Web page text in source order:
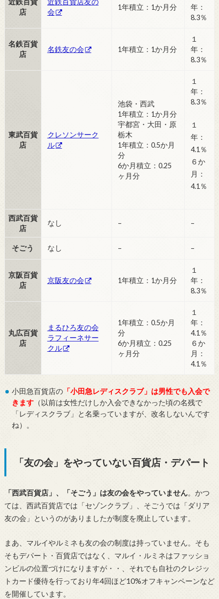
近鉄百貨
店
近鉄百貨店友の
会
1年積立：1か月分
年：
8.3％
名鉄百貨
店
名鉄友の会 1年積立：1か月分
１
年：
8.3％
東武百貨
店
クレソンサーク
ル
池袋・西武
1年積立：1か月分
宇都宮・大田・原
栃木
1年積立：0.5か月
分
6か月積立：0.25
ヶ月分
１
年：
8.3％
１
年：
4.1％
６か
月：
4.1％
西武百貨
店
なし – –
そごう なし – –
京阪百貨
店
京阪友の会 1年積立：1か月分
１
年：
8.3％
丸広百貨
店
まるひろ友の会
ラフィーネサー
クル
1年積立：0.5か月
分
6か月積立：0.25
ヶ月分
１
年：
4.1％
６か
月：
4.1％
小田急百貨店の 「小田急レディスクラブ」は男性でも入会で
きます （以前は女性だけしか入会できなかった頃の名残で
「レディスクラブ」と名乗っていますが、改名しないんです
ね）。
「友の会」をやっていない百貨店・デパート
「西武百貨店」、「そごう」は友の会をやっていません。かつ
ては、西武百貨店では「セゾンクラブ」、そごうでは「ダリア
友の会」というのがありましたが制度を廃止しています。
まあ、マルイやルミネも友の会の制度は持っていません。そも
そもデパート・百貨店ではなく、マルイ・ルミネはファッショ
ンビルの位置づけになりますが・・、それでも自社のクレジッ
トカード優待を行っており年4回ほど10%オフキャンペーンなど
を開催しています。